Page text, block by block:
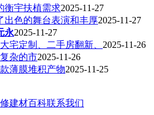
衡宇扶植需求2025-11-27
出色的舞台表演和丰厚2025-11-27
永2025-11-27
宅定制、二手房翻新、 2025-11-26
杂的市2025-11-26
薄膜堆积产物2025-11-25
建材百科联系我们